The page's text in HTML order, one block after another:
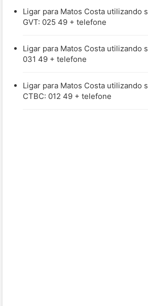
Ligar para Matos Costa utilizando
GVT: 025 49 + telefone
Ligar para Matos Costa utilizando
031 49 + telefone
Ligar para Matos Costa utilizando
CTBC: 012 49 + telefone